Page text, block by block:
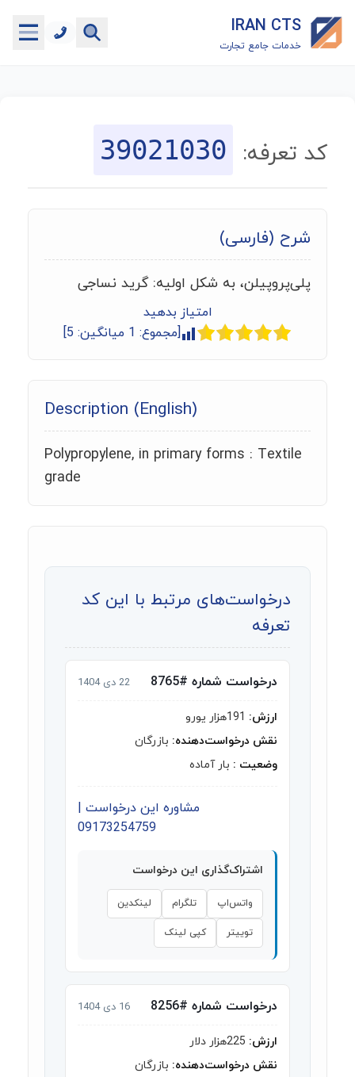
IRAN CTS
خدمات جامع تجارت
جستجوگر تعرفه گمرکی
ماشین حساب گمرکی
کد تعرفه: 39021030
شرح (فارسی)
پلی‌پروپیلن، به شکل اولیه: گرید نساجی
امتیاز بدهید
[مجموع: 1 میانگین: 5
]
Description (English)
Polypropylene, in primary forms : Textile
grade
درخواست‌های مرتبط با این کد
تعرفه
درخواست شماره #8765 22 دی 1404
ارزش:
نقش درخواست‌دهنده: بازرگان
وضعیت : بار آماده
مشاوره این درخواست |
09173254759
اشتراک‌گذاری این درخواست
واتس‌اپ تلگرام لینکدین
توییتر کپی لینک
درخواست شماره #8256 16 دی 1404
ارزش:
نقش درخواست‌دهنده: بازرگان